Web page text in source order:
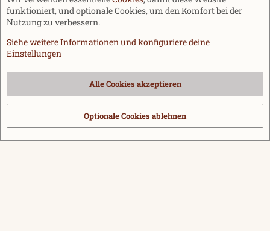
Cookies
Datenschutz
Hilfe und Impressum
Start
S
Community platform by XenForo® © 2010-2026 XenForo Ltd.
via s9e/MediaSites
funktioniert, und optionale Cookies, um den Komfort bei der
Nutzung zu verbessern.
Siehe weitere Informationen und konfiguriere deine
Einstellungen
Alle Cookies akzeptieren
Optionale Cookies ablehnen